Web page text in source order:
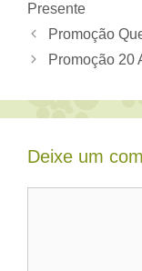
Presente
Promoção
Promoção 20
Deixe um